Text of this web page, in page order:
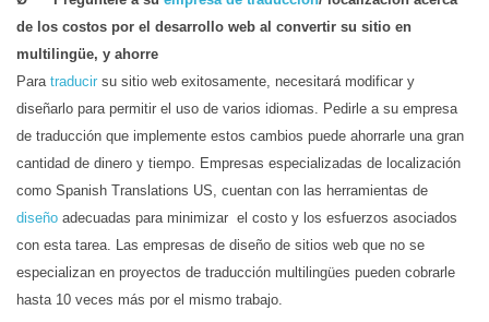
de los costos por el desarrollo web al convertir su sitio en
multilingüe, y ahorre
Para traducir su sitio web exitosamente, necesitará modificar y
diseñarlo para permitir el uso de varios idiomas. Pedirle a su empresa
de traducción que implemente estos cambios puede ahorrarle una gran
cantidad de dinero y tiempo. Empresas especializadas de localización
como Spanish Translations US, cuentan con las herramientas de
diseño adecuadas para minimizar el costo y los esfuerzos asociados
con esta tarea. Las empresas de diseño de sitios web que no se
especializan en proyectos de traducción multilingües pueden cobrarle
hasta 10 veces más por el mismo trabajo.